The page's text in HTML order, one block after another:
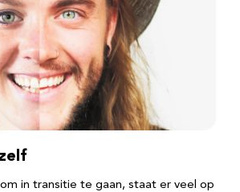
in transitie te gaan, staat er veel op